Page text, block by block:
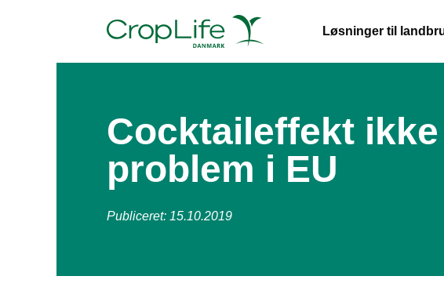
Løsninger til
Cocktaileffekt
problem i EU
Publiceret: 15.10.2019